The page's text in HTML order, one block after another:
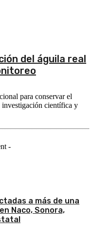
del águila real
para conservar el
investigación científica y
-
a más de una
Naco, Sonora,